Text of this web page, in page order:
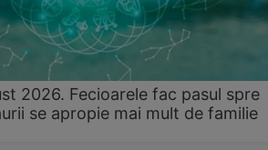
2026. Fecioarele fac pasul spre
se apropie mai mult de familie